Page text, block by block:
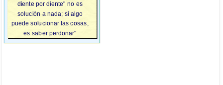
diente por diente" no es
solución a nada; si algo
puede solucionar las cosas,
es saber perdonar"